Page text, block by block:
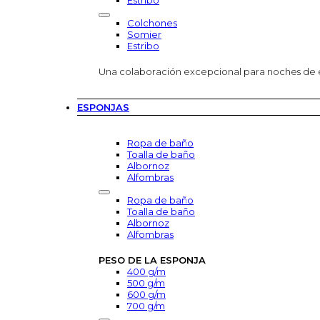
Colchones
Somier
Estribo
Una colaboración excepcional para noches de
ESPONJAS
Ropa de baño
Toalla de baño
Albornoz
Alfombras
Ropa de baño
Toalla de baño
Albornoz
Alfombras
PESO DE LA ESPONJA
400 g/m
500 g/m
600 g/m
700 g/m